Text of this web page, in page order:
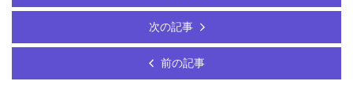
次の記事
前の記事